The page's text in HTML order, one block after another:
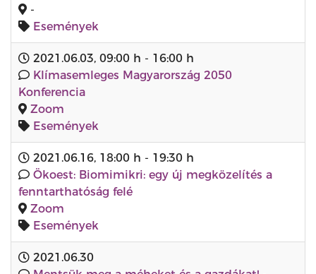
-
Események
2021.06.03, 09:00 h - 16:00 h
Klímasemleges Magyarország 2050
Konferencia
Zoom
Események
2021.06.16, 18:00 h - 19:30 h
Ökoest: Biomimikri: egy új megközelítés a
fenntarthatóság felé
Zoom
Események
2021.06.30